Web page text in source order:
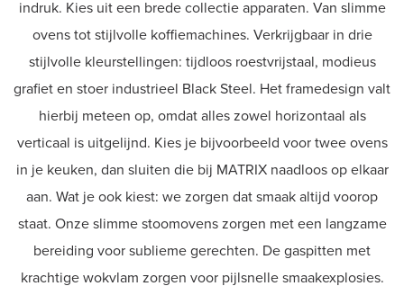
indruk. Kies uit een brede collectie apparaten. Van slimme
ovens tot stijlvolle koffiemachines. Verkrijgbaar in drie
stijlvolle kleurstellingen: tijdloos roestvrijstaal, modieus
grafiet en stoer industrieel Black Steel. Het framedesign valt
hierbij meteen op, omdat alles zowel horizontaal als
verticaal is uitgelijnd. Kies je bijvoorbeeld voor twee ovens
in je keuken, dan sluiten die bij MATRIX naadloos op elkaar
aan. Wat je ook kiest: we zorgen dat smaak altijd voorop
staat. Onze slimme stoomovens zorgen met een langzame
bereiding voor sublieme gerechten. De gaspitten met
krachtige wokvlam zorgen voor pijlsnelle smaakexplosies.